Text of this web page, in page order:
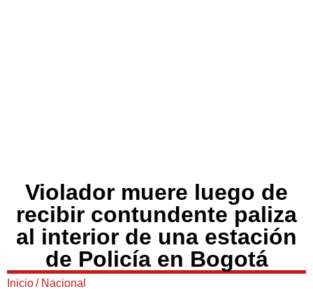
Violador muere luego de
recibir contundente paliza
al interior de una estación
de Policía en Bogotá
Inicio/ Nacional